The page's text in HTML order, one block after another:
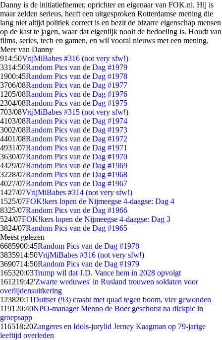
Danny is de initiatiefnemer, oprichter en eigenaar van FOK.nl. Hij is
maar zelden serieus, heeft een uitgesproken Rotterdamse mening die
lang niet altijd politiek correct is en bezit de bizarre eigenschap mensen
op de kast te jagen, waar dat eigenlijk nooit de bedoeling is. Houdt van
films, series, tech en gamen, en wil vooral nieuws met een mening.
Meer van Danny
914:50VrijMiBabes #316 (not very sfw!)
3314:50Random Pics van de Dag #1979
1900:45Random Pics van de Dag #1978
3706/08Random Pics van de Dag #1977
1205/08Random Pics van de Dag #1976
2304/08Random Pics van de Dag #1975
703/08VrijMiBabes #315 (not very sfw!)
4103/08Random Pics van de Dag #1974
3002/08Random Pics van de Dag #1973
4401/08Random Pics van de Dag #1972
4931/07Random Pics van de Dag #1971
3630/07Random Pics van de Dag #1970
4429/07Random Pics van de Dag #1969
3228/07Random Pics van de Dag #1968
4027/07Random Pics van de Dag #1967
1427/07VrijMiBabes #314 (not very sfw!)
1525/07FOK!kers lopen de Nijmeegse 4-daagse: Dag 4
8325/07Random Pics van de Dag #1966
524/07FOK!kers lopen de Nijmeegse 4-daagse: Dag 3
3824/07Random Pics van de Dag #1965
Meest gelezen
6685900:45Random Pics van de Dag #1978
3835914:50VrijMiBabes #316 (not very sfw!)
3690714:50Random Pics van de Dag #1979
165320:03Trump wil dat J.D. Vance hem in 2028 opvolgt
161219:42'Zwarte weduwes' in Rusland trouwen soldaten voor
overlijdensuitkering
123820:11Duitser (93) crasht met quad tegen boom, vier gewonden
1191 20:40NPO-manager Menno de Boer geschorst na dickpic in
groepsapp
116518:20Zangeres en Idols-jurylid Jerney Kaagman op 79-jarige
leeftijd overleden